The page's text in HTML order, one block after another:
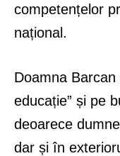
competențelor
național.
Doamna
educație” și pe
deoarece
dar și în